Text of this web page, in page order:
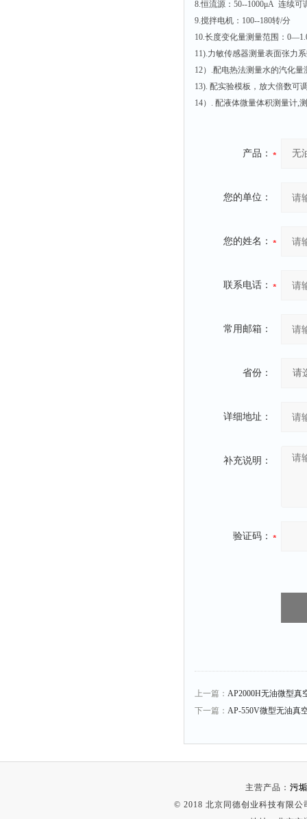
8.恒流源：50--1000μA 连续可
9.搅拌电机：100--180转/分
10.长度变化量测量范围：
11).力敏传感器测量表面张力
12）.配电热法测量水的汽化
13). 配实验模板，放大倍数可
14）. 配液体微量体积测量计,
产品：
您的单位：
您的姓名：
联系电话：
常用邮箱：
省份：
详细地址：
补充说明：
验证码：
上一篇： AP2000H无油微型真
下一篇： AP-550V微型无油真
主营产品： 污
© 2018 北京同德创业科技有限